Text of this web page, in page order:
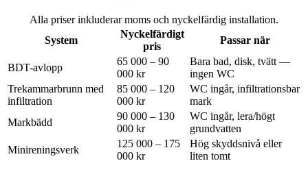
Alla priser inkluderar moms och nyckelfärdig installation.
System
Nyckelfärdigt
pris
Passar när
BDT-avlopp
65 000 – 90
000 kr
Bara bad, disk, tvätt —
ingen WC
Trekammarbrunn med
infiltration
85 000 – 120
000 kr
WC ingår, infiltrationsbar
mark
Markbädd
90 000 – 130
000 kr
WC ingår, lera/högt
grundvatten
Minireningsverk
125 000 – 175
000 kr
Hög skyddsnivå eller
liten tomt